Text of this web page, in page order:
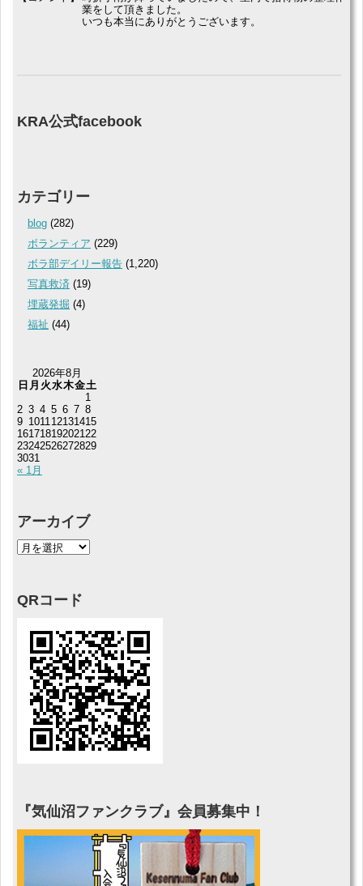
業をして頂きました。
いつも本当にありがとうございます。
KRA公式facebook
カテゴリー
blog (282)
ボランティア (229)
ボラ部デイリー報告 (1,220)
写真救済 (19)
埋蔵発掘 (4)
福祉 (44)
2026年8月
日 月 火水木金土
« 1月
1
2 3 4 5 6 7 8
9 1011 12131415
161718192021 22
23242526272829
3031
アーカイブ
QRコード
『気仙沼ファンクラブ』会員募集中！